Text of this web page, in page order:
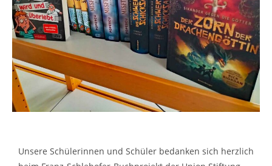
Unsere Schülerinnen und Schüler bedanken sich herzlich